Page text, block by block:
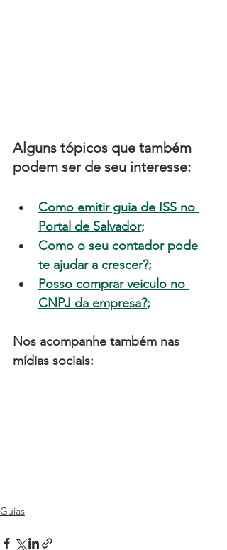
Alguns tópicos que também
podem ser de seu interesse:
Como emitir guia de ISS no
Portal de Salvador;
Como o seu contador pode
te ajudar a crescer?;
Posso comprar veiculo no
CNPJ da empresa?;
Nos acompanhe também nas
mídias sociais:
Guias